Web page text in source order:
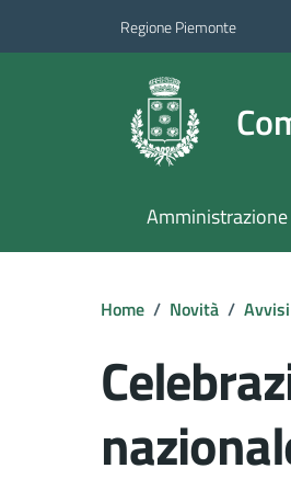
Regione Piemonte
Amministrazione
Home / Novità / Avvisi